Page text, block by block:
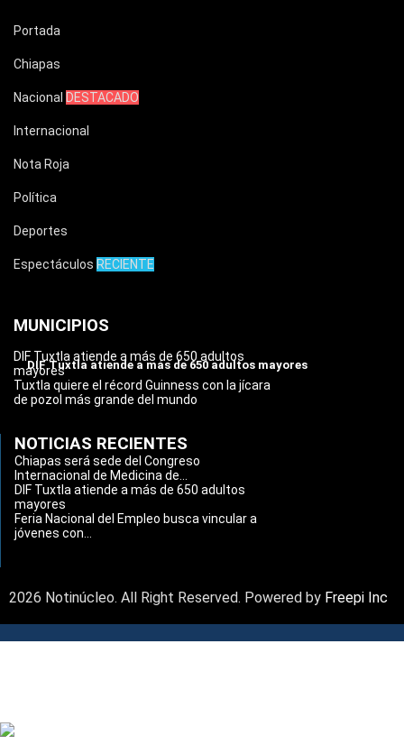
Portada
Chiapas
Nacional DESTACADO
Internacional
Nota Roja
Política
Deportes
Espectáculos RECIENTE
MUNICIPIOS
DIF Tuxtla atiende a más de 650 adultos mayores
DIF Tuxtla atiende a más de 650 adultos
mayores
Tuxtla quiere el récord Guinness con la jícara
de pozol más grande del mundo
NOTICIAS RECIENTES
Chiapas será sede del Congreso
Internacional de Medicina de...
DIF Tuxtla atiende a más de 650 adultos
mayores
Feria Nacional del Empleo busca vincular a
jóvenes con...
2026 Notinúcleo. All Right Reserved. Powered by Freepi Inc